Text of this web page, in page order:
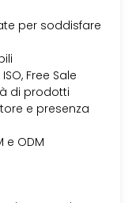
per soddisfare
Free Sale
di prodotti
e presenza
e ODM